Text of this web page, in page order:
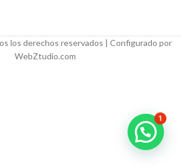
los derechos reservados | Configurado por
WebZtudio.com
1